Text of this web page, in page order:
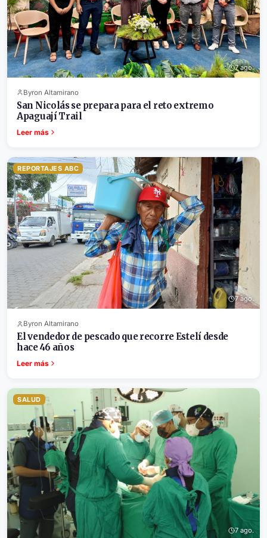
7 ago.
Byron Altamirano
San Nicolás se prepara para el reto extremo
Apaguají Trail
Leer más
REPORTAJES ABC
7 ago.
Byron Altamirano
El vendedor de pescado que recorre Estelí desde
hace 46 años
Leer más
SALUD
7 ago.